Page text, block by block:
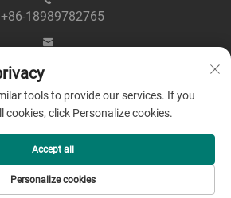
+86-18989782765
© 2025 por Zhejiang Greenpower
Ltd -Política de privacidad
tools to provide our services. If you
click Personalize cookies.
Personalize cookies
Accept all